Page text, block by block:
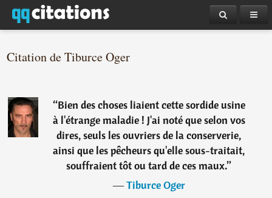
Citation de Tiburce Oger
“Bien des choses liaient cette sordide usine
à l'étrange maladie ! J'ai noté que selon vos
dires, seuls les ouvriers de la conserverie,
ainsi que les pêcheurs qu'elle sous-traitait,
souffraient tôt ou tard de ces maux.”
―Tiburce Oger